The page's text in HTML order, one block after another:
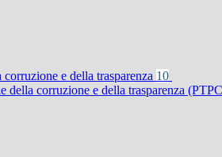
e della trasparenza 10
della corruzione e della trasparenza